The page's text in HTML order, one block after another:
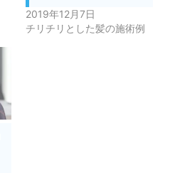
2019年12月7日
チリチリとした髪の施術例